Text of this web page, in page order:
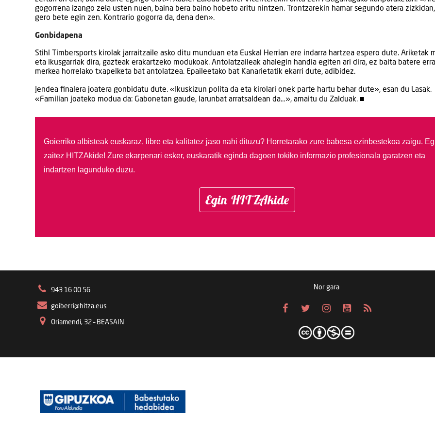
gogorrena izango zela usten nuen, baina bera baino hobeto aritu nintzen. Trontzarekin hamar segundo atera
gero bete egin zen. Kontrario gogorra da, dena den».
Gonbidapena
Stihl Timbersports kirolak jarraitzaile asko ditu munduan eta Euskal Herrian ere indarra hartzea espero dute. Ariketak
eta ikusgarriak dira, gazteak erakartzeko modukoak. Antolatzaileak ahalegin handia egiten ari dira, ez baita batere
merkea horrelako txapelketa bat antolatzea. Epaileetako bat Kanarietatik ekarri dute, adibidez.
Jendea finalera joatera gonbidatu dute. «Ikuskizun polita da eta kirolari onek parte hartu behar dute», esan du Lasak.
«Familian joateko modua da: Gabonetan gaude, larunbat arratsaldean da…», amaitu du Zalduak. ■
Goierriko albisteak euskaraz, libre eta kalitatez jaso nahi dituzu? Horretarako zure babesa ezinbestekoa zaigu.
zaitez HITZAkide! Zure ekarpenari esker, euskaratik eginda dagoen tokiko informazio profesionala garatzen eta
indartzen lagunduko duzu.
Egin HITZAkide
943 16 00 56
goiberri@hitza.eus
Oriamendi, 32 – BEASAIN
Nor gara